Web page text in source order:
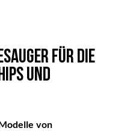
für die
und
von